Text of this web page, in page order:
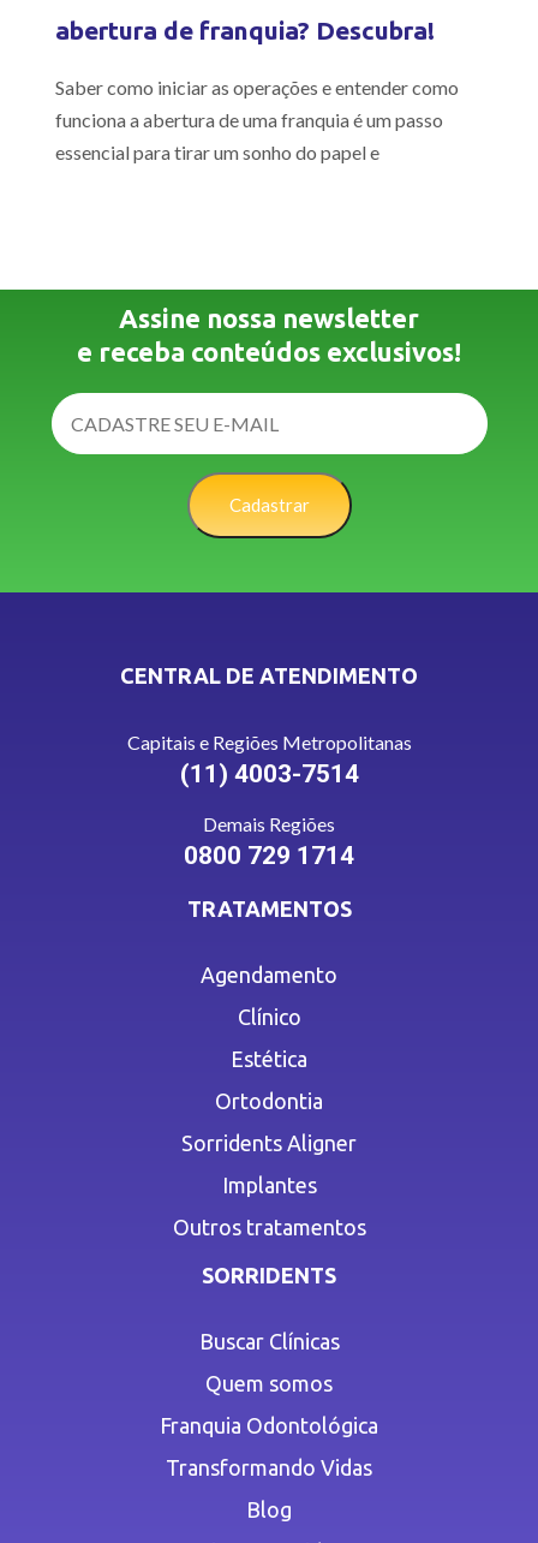
abertura de franquia? Descubra!
Saber como iniciar as operações e entender como
funciona a abertura de uma franquia é um passo
essencial para tirar um sonho do papel e
Assine nossa newsletter
e receba conteúdos exclusivos!
Cadastrar
CENTRAL DE ATENDIMENTO
Capitais e Regiões Metropolitanas
(11) 4003-7514
Demais Regiões
0800 729 1714
TRATAMENTOS
Agendamento
Clínico
Estética
Ortodontia
Sorridents Aligner
Implantes
Outros tratamentos
SORRIDENTS
Buscar Clínicas
Quem somos
Franquia Odontológica
Transformando Vidas
Blog